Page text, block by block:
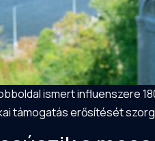
ismert influenszere
támogatás erősítését